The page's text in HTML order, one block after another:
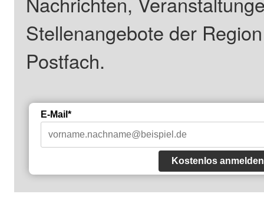
Stellenangebote der
Postfach.
E-Mail*
Kostenlos anmelden